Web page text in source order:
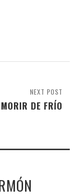
NEXT POST
MORIR DE FRÍO